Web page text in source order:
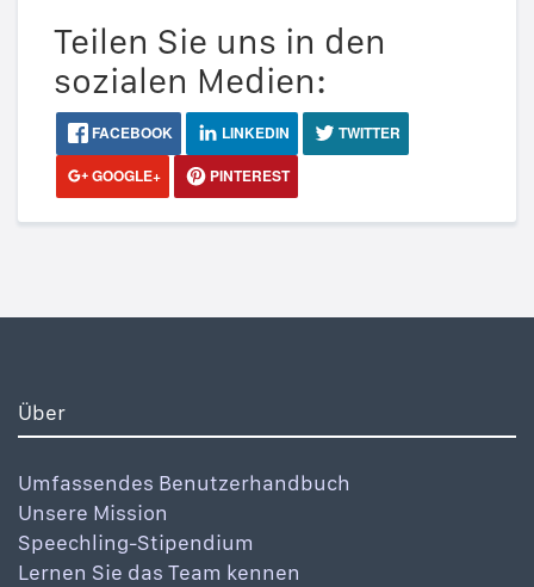
Teilen Sie uns in den
sozialen Medien:
FACEBOOK LINKEDIN
TWITTER
GOOGLE+
PINTEREST
Über
Umfassendes Benutzerhandbuch
Unsere Mission
Speechling-Stipendium
Lernen Sie das Team kennen